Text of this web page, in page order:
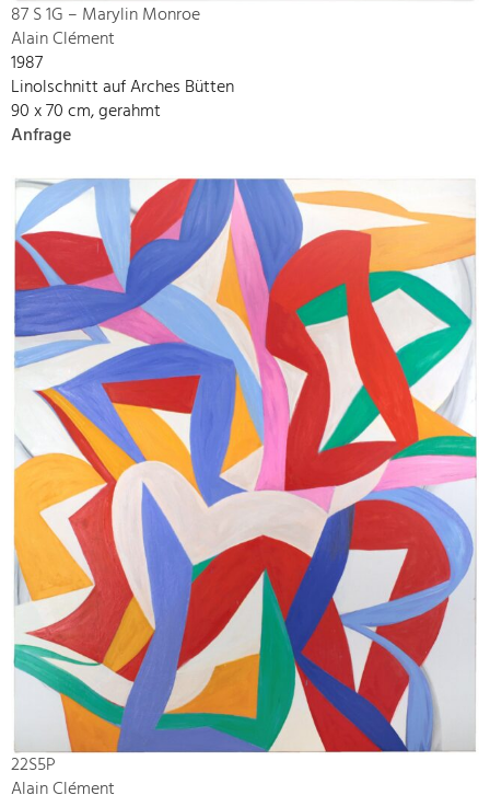
87 S 1G – Marylin Monroe
Alain Clément
1987
Linolschnitt auf Arches Bütten
90 x 70 cm, gerahmt
Anfrage
22S5P
Alain Clément